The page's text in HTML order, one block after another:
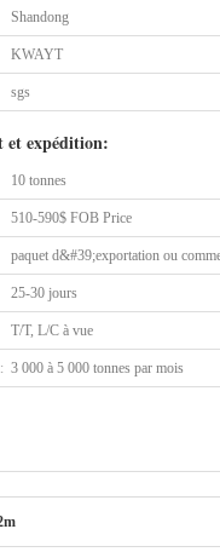
Shandong
KWAYT
sgs
et expédition:
10 tonnes
510-590$ FOB Price
paquet d&#39;exportation ou
25-30 jours
T/T, L/C à vue
3 000 à 5 000 tonnes par mois